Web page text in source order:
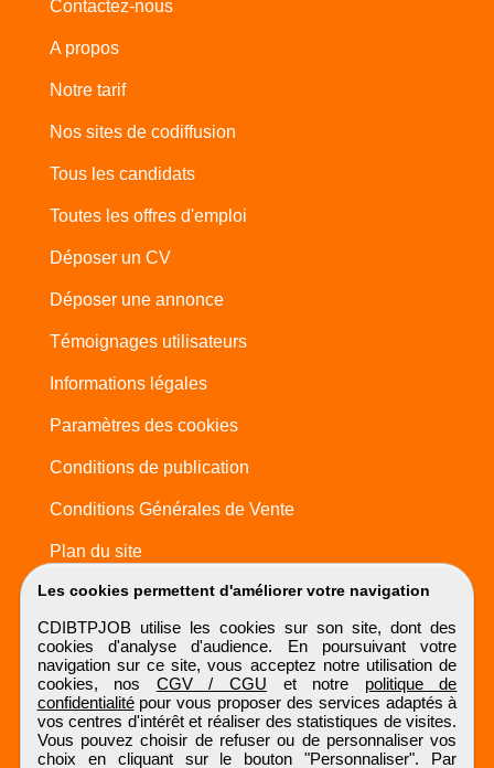
Les cookies permettent d'améliorer votre navigation
CDIBTPJOB utilise les cookies sur son site, dont des
cookies d'analyse d'audience. En poursuivant votre
navigation sur ce site, vous acceptez notre utilisation de
cookies, nos CGV / CGU et notre politique de
confidentialitépour vous proposer des services adaptés à
vos centres d'intérêt et réaliser des statistiques de visites.
Vous pouvez choisir de refuser ou de personnaliser vos
choix en cliquant sur le bouton "Personnaliser". Par
Contactez-nous
A propos
Notre tarif
Nos sites de codiffusion
Tous les candidats
Toutes les offres d'emploi
Déposer un CV
Déposer une annonce
Témoignages utilisateurs
Informations légales
Paramètres des cookies
Conditions de publication
Conditions Générales de Vente
Plan du site